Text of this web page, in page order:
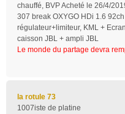
chauffé, BVP Acheté le 26/4/
307 break OXYGO HDi 1.6
régulateur+limiteur, KML +
caisson JBL + ampli JBL
Le monde du partage devra
la rotule 73
1007iste de platine